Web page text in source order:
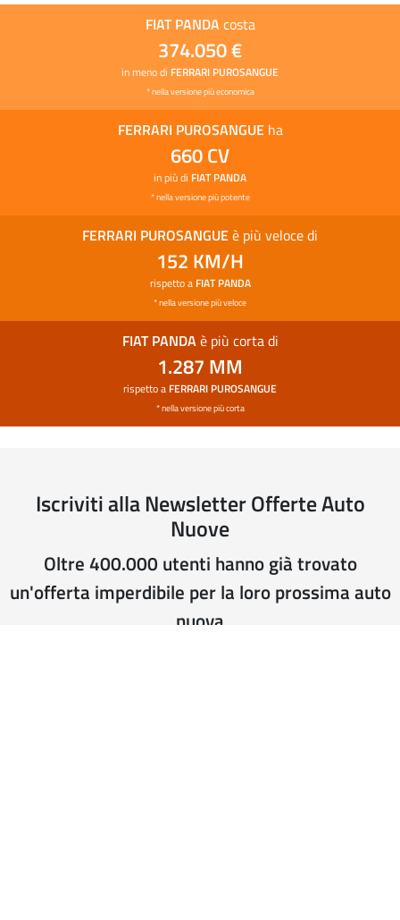
PROMO
FIAT PANDAcosta
374.050 €
in meno di FERRARI PUROSANGUE
* nella versione più economica
FERRARI PUROSANGUEha
660 CV
in più di FIAT PANDA
* nella versione più potente
FERRARI PUROSANGUEè più veloce di
152 KM/H
rispetto a FIAT PANDA
* nella versione più veloce
FIAT PANDAè più corta di
1.287 MM
rispetto a FERRARI PUROSANGUE
* nella versione più corta
Iscriviti alla Newsletter Offerte Auto
Nuove
Oltre 400.000 utenti hanno già trovato
un'offerta imperdibile per la loro prossima auto
nuova